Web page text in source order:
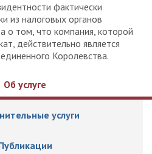
фактически
из налоговых органов
о том, что компания, которой
действительно является
Королевства.
Об услуге
услуги